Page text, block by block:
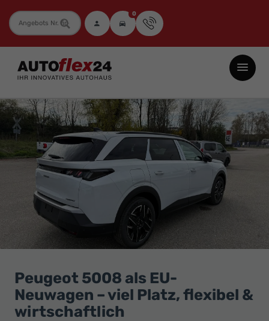
Fahrzeugnummer 0
Autoflex24
GmbH
-
EU-
Neuwagen
Jahreswagen
Gebrauchtwagen
Top-
Preisen
Ihr
Innovatives
Autohaus
Peugeot 5008 als EU-
Neuwagen – viel Platz, flexibel &
wirtschaftlich